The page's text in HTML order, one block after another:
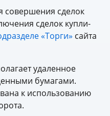
совершения сделок
сделок купли-
«Торги» сайта
удаленное
бумагами.
к использованию